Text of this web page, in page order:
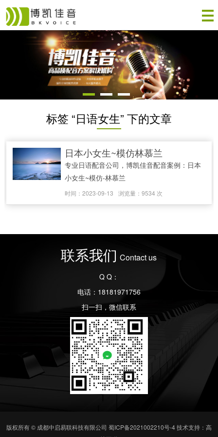
标签 “日语女生” 下的文章
日本小女生~模仿林慕兰
专业日语配音公司，博凯佳音配音案例：日本
小女生~模仿-林慕兰
时间：2023-09-13 浏览量：9534 次
联系我们 Contact us
Q Q：
电话：18181971756
扫一扫，微信联系
版权所有 © 成都中启易联科技有限公司 蜀ICP备2021002210号-4技术支持：高